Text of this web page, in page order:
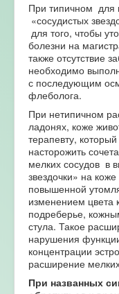
При типичном для
«сосудистых
для того, чтобы
болезни на
также отсутствие
необходимо
с последующим
флеболога.
При нетипичном
ладонях, коже
терапевту,
насторожить
мелких сосудов в
звездочки» на
повышенной
изменением цвета
подреберье,
стула. Такое
нарушения
концентрации
расширение
При названных